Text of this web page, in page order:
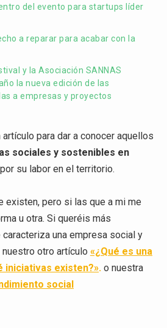
del evento para startups líder
a reparar para acabar con la
y la Asociación SANNAS
la nueva edición de las
a empresas y proyectos
artículo para dar a conocer aquellos
sociales y sostenibles en
su labor en el territorio.
existen, pero si las que a mi me
u otra. Si queréis más
una empresa social y
otro artículo «¿Qué es una
iniciativas existen?». o nuestra
social